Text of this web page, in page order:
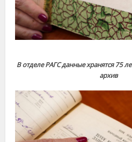
В отделе РАГС данные хранятся 75
архив